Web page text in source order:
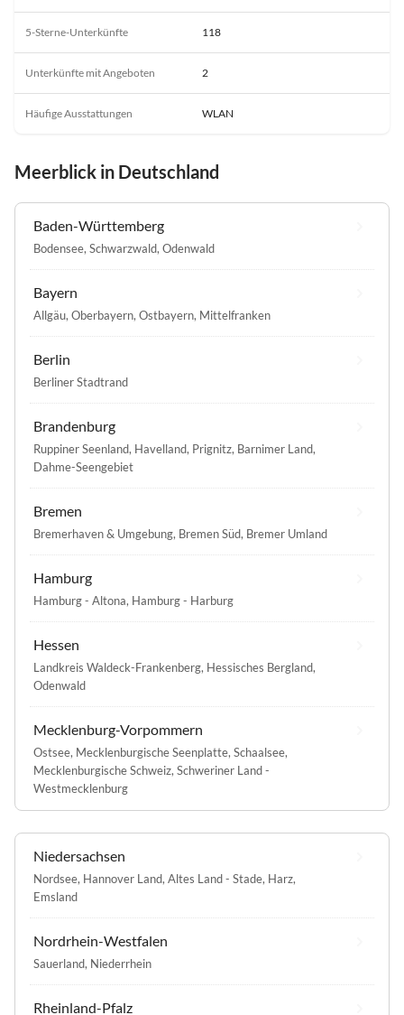
5-Sterne-Unterkünfte 118
Unterkünfte mit Angeboten 2
Häufige Ausstattungen WLAN
Meerblick in Deutschland
Baden-Württemberg
Bodensee, Schwarzwald, Odenwald
Bayern
Allgäu, Oberbayern, Ostbayern, Mittelfranken
Berlin
Berliner Stadtrand
Brandenburg
Ruppiner Seenland, Havelland, Prignitz, Barnimer Land,
Dahme-Seengebiet
Bremen
Bremerhaven & Umgebung, Bremen Süd, Bremer Umland
Hamburg
Hamburg - Altona, Hamburg - Harburg
Hessen
Landkreis Waldeck-Frankenberg, Hessisches Bergland,
Odenwald
Mecklenburg-Vorpommern
Ostsee, Mecklenburgische Seenplatte, Schaalsee,
Mecklenburgische Schweiz, Schweriner Land -
Westmecklenburg
Niedersachsen
Nordsee, Hannover Land, Altes Land - Stade, Harz,
Emsland
Nordrhein-Westfalen
Sauerland, Niederrhein
Rheinland-Pfalz